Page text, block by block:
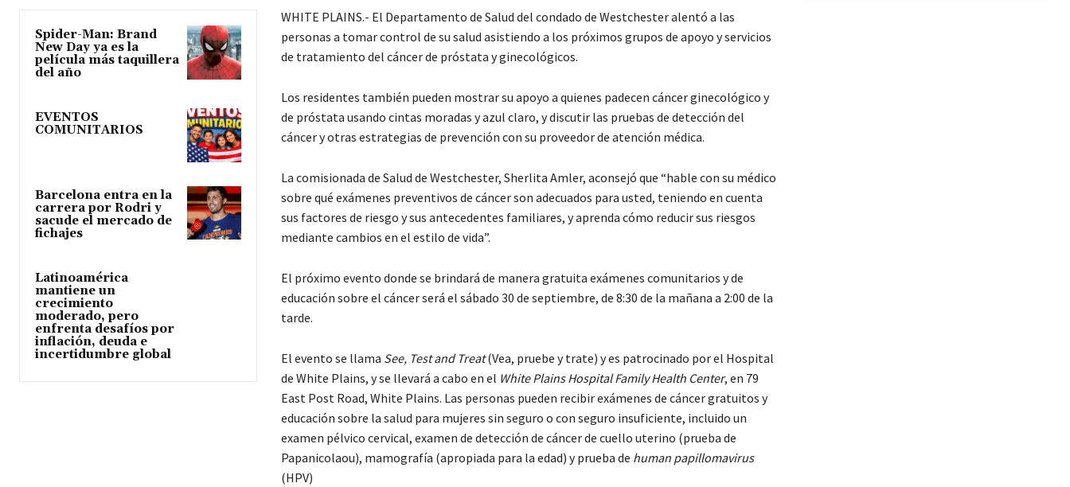
Spider-Man: Brand
New Day ya es la
película más taquillera
del año
EVENTOS
COMUNITARIOS
Barcelona entra en la
carrera por Rodri y
sacude el mercado de
fichajes
Latinoamérica
mantiene un
crecimiento
moderado, pero
enfrenta desafíos por
inflación, deuda e
incertidumbre global
WHITE PLAINS.- El Departamento de Salud del condado de Westchester alentó a las
personas a tomar control de su salud asistiendo a los próximos grupos de apoyo y servicios
de tratamiento del cáncer de próstata y ginecológicos.
Los residentes también pueden mostrar su apoyo a quienes padecen cáncer ginecológico y
de próstata usando cintas moradas y azul claro, y discutir las pruebas de detección del
cáncer y otras estrategias de prevención con su proveedor de atención médica.
La comisionada de Salud de Westchester, Sherlita Amler, aconsejó que “hable con su médico
sobre qué exámenes preventivos de cáncer son adecuados para usted, teniendo en cuenta
sus factores de riesgo y sus antecedentes familiares, y aprenda cómo reducir sus riesgos
mediante cambios en el estilo de vida”.
El próximo evento donde se brindará de manera gratuita exámenes comunitarios y de
educación sobre el cáncer será el sábado 30 de septiembre, de 8:30 de la mañana a 2:00 de la
tarde.
El evento se llama See, Test and Treat(Vea, pruebe y trate) y es patrocinado por el Hospital
de White Plains, y se llevará a cabo en el White Plains Hospital Family Health Center, en 79
East Post Road, White Plains. Las personas pueden recibir exámenes de cáncer gratuitos y
educación sobre la salud para mujeres sin seguro o con seguro insuficiente, incluido un
examen pélvico cervical, examen de detección de cáncer de cuello uterino (prueba de
Papanicolaou), mamografía (apropiada para la edad) y prueba de human papillomavirus
(HPV)